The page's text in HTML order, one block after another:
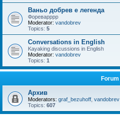
Ваньо добрев е легенда
Фореварррр
Moderator: vandobrev
Topics: 5
Conversations in English
Kayaking discussions in English
Moderator: vandobrev
Topics: 1
Forum
Архив
Moderators: graf_bezuhoff vandobrev
Topics: 607